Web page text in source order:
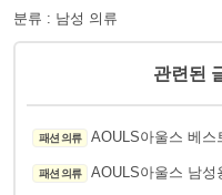
분류 : 남성 의류
관련된
패션 의류 AOULS아울스 베
패션 의류 AOULS아울스 남